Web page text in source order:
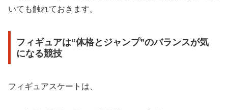
いても触れておきます。
フィギュアは“体格とジャンプ”のバランスが気
になる競技
フィギュアスケートは、